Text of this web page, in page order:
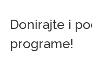
Donirajte i
programe!